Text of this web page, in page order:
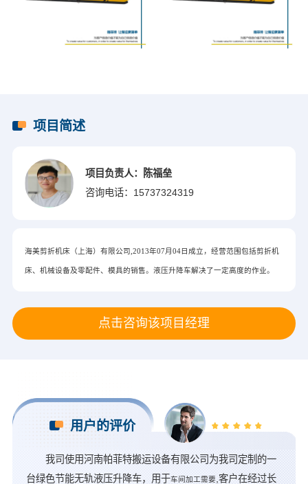
项目简述
项目负责人：陈福垒
咨询电话： 15737324319
海美剪折机床（上海）有限公司,2013年07月04日成立，经营范围包括剪折机
床、机械设备及零配件、模具的销售。液压升降车解决了一定高度的作业。
点击咨询该项目经理
用户的评价
我司使用河南帕菲特搬运设备有限公司为我司定制的一
台绿色节能无轨液压升降车，用于车间加工需要 ,客户在经过长